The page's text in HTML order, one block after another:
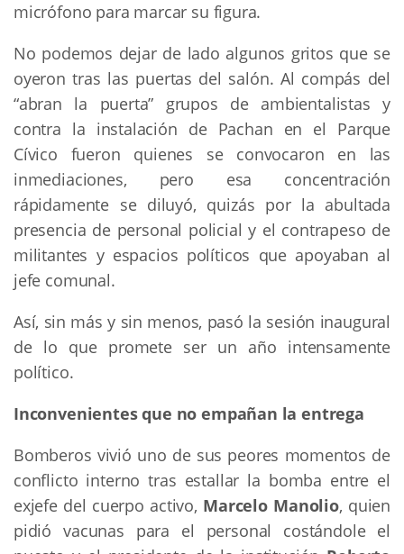
micrófono para marcar su figura.
No podemos dejar de lado algunos gritos que se
oyeron tras las puertas del salón. Al compás del
“abran la puerta” grupos de ambientalistas y
contra la instalación de Pachan en el Parque
Cívico fueron quienes se convocaron en las
inmediaciones, pero esa concentración
rápidamente se diluyó, quizás por la abultada
presencia de personal policial y el contrapeso de
militantes y espacios políticos que apoyaban al
jefe comunal.
Así, sin más y sin menos, pasó la sesión inaugural
de lo que promete ser un año intensamente
político.
Inconvenientes que no empañan la entrega
Bomberos vivió uno de sus peores momentos de
conflicto interno tras estallar la bomba entre el
exjefe del cuerpo activo, Marcelo Manolio, quien
pidió vacunas para el personal costándole el